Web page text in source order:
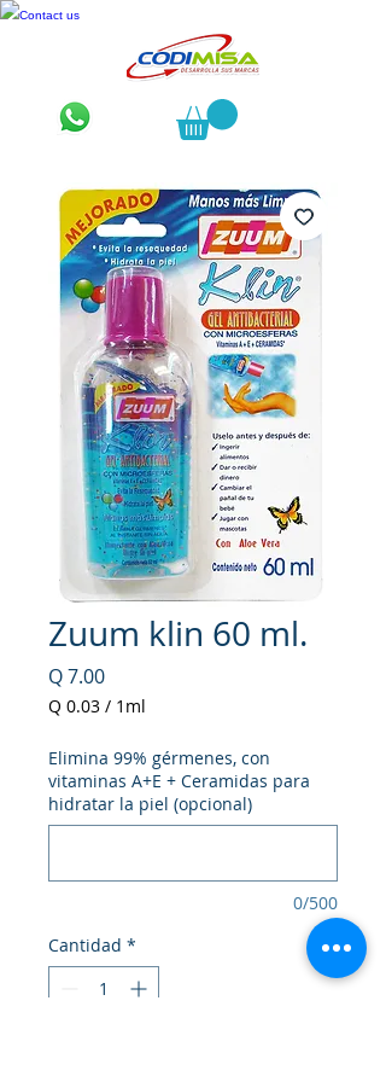
Contact us
Zuum klin 60 ml.
Q 7.00Precio
Q 0.03 / 1ml
por
1
Mililitro
Elimina 99% gérmenes, con
vitaminas A+E + Ceramidas para
hidratar la piel (opcional)
0/500
Cantidad *